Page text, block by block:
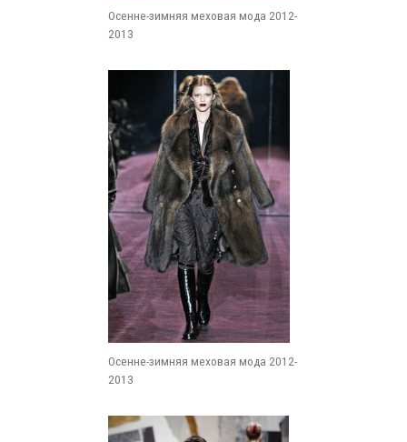
Осенне-зимняя меховая мода 2012-
2013
Осенне-зимняя меховая мода 2012-
2013